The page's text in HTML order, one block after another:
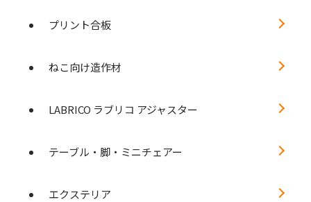
プリント合板
ねこ向け造作材
LABRICO ラブリコ アジャスター
テーブル・脚・ミニチェアー
エクステリア